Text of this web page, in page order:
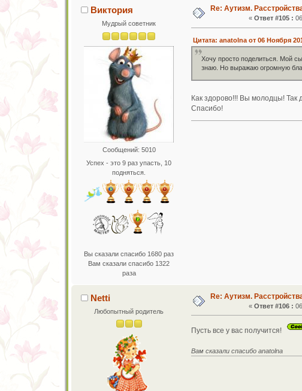
Виктория
Мудрый советник
Сообщений: 5010
Успех - это 9 раз упасть, 10
подняться.
Вы сказали спасибо 1680 раз
Вам сказали спасибо 1322
раза
Re: Аутизм.
« Ответ #105 :
Цитата: anatolna от 06 Ноября
Хочу просто поделиться. Мой
знаю. Но выражаю огромную
Как здорово!!! Вы молодцы! Так
Спасибо!
Netti
Любопытный родитель
Re: Аутизм.
« Ответ #106 :
Пусть все у вас получится!
Вам сказали спасибо anatolna